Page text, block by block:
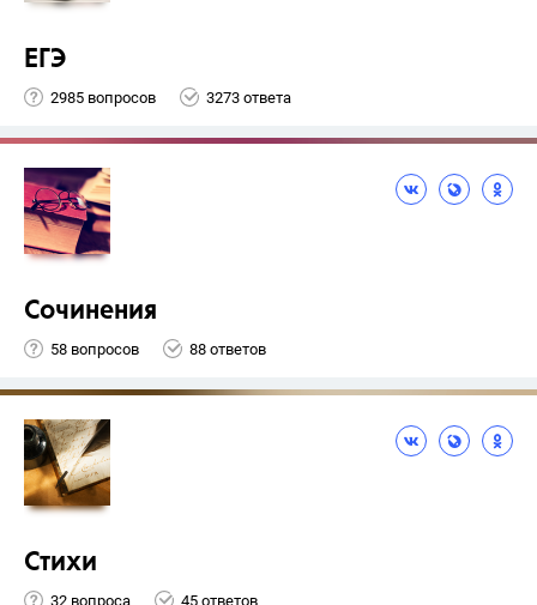
ЕГЭ
2985 вопросов 3273 ответа
Сочинения
58 вопросов 88 ответов
Стихи
32 вопроса 45 ответов